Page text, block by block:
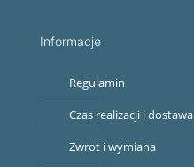
Informacje
Regulamin
Czas realizacji i dostawa
Zwrot i wymiana